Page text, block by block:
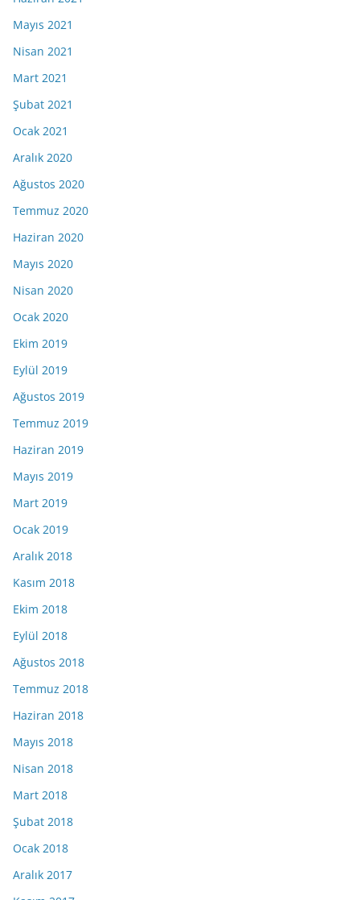
Mayıs 2021
Nisan 2021
Mart 2021
Şubat 2021
Ocak 2021
Aralık 2020
Ağustos 2020
Temmuz 2020
Haziran 2020
Mayıs 2020
Nisan 2020
Ocak 2020
Ekim 2019
Eylül 2019
Ağustos 2019
Temmuz 2019
Haziran 2019
Mayıs 2019
Mart 2019
Ocak 2019
Aralık 2018
Kasım 2018
Ekim 2018
Eylül 2018
Ağustos 2018
Temmuz 2018
Haziran 2018
Mayıs 2018
Nisan 2018
Mart 2018
Şubat 2018
Ocak 2018
Aralık 2017